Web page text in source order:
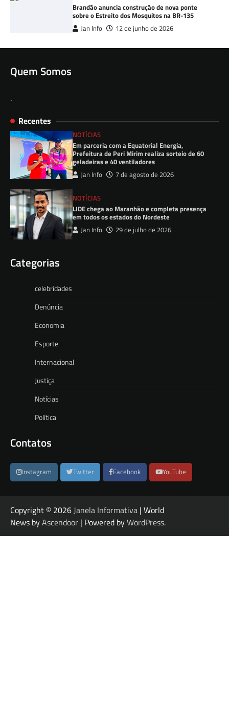
Brandão anuncia construção de nova ponte
sobre o Estreito dos Mosquitos na BR-135
Jan Info 12 de junho de 2026
Quem Somos
.
Recentes
NOTÍCIAS
Em parceria com a Equatorial Energia,
Prefeitura de Peri Mirim realiza sorteio de 60
geladeiras e 40 ventiladores
Jan Info 7 de agosto de 2026
NOTÍCIAS
LIDE chega ao Maranhão e completa presença
em todos os estados do Nordeste
Jan Info 29 de julho de 2026
Categorias
celebridades
Denúncia
Economia
Esporte
Internacional
Justiça
Notícias
Política
Contatos
Instagram Twitter Facebook YouTube
Copyright © 2026 Janela Informativa | World
News byAscendoor | Powered byWordPress.